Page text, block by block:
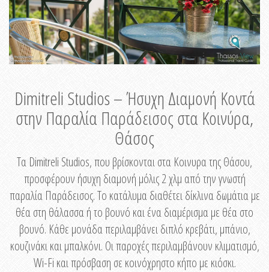
Dimitreli Studios – Ήσυχη Διαμονή Κοντά
στην Παραλία Παράδεισος στα Κοινύρα,
Θάσος
Τα Dimitreli Studios, που βρίσκονται στα Κοινυρα της Θάσου,
προσφέρουν ήσυχη διαμονή μόλις 2 χλμ από την γνωστή
παραλία Παράδεισος. Το κατάλυμα διαθέτει δίκλινα δωμάτια με
θέα στη θάλασσα ή το βουνό και ένα διαμέρισμα με θέα στο
βουνό. Κάθε μονάδα περιλαμβάνει διπλό κρεβάτι, μπάνιο,
κουζινάκι και μπαλκόνι. Οι παροχές περιλαμβάνουν κλιματισμό,
Wi-Fi και πρόσβαση σε κοινόχρηστο κήπο με κιόσκι.